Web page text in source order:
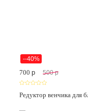
--40%
700 p 500 p
Редуктор венчика для